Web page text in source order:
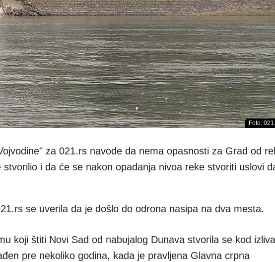
Foto:
za 021.rs navode da nema opasnosti za Grad od
i da će se nakon opadanja nivoa reke stvoriti uslovi
se uverila da je došlo do odrona nasipa na dva mesta.
koji štiti Novi Sad od nabujalog Dunava stvorila se kod izliva
pre nekoliko godina, kada je pravljena Glavna crpna